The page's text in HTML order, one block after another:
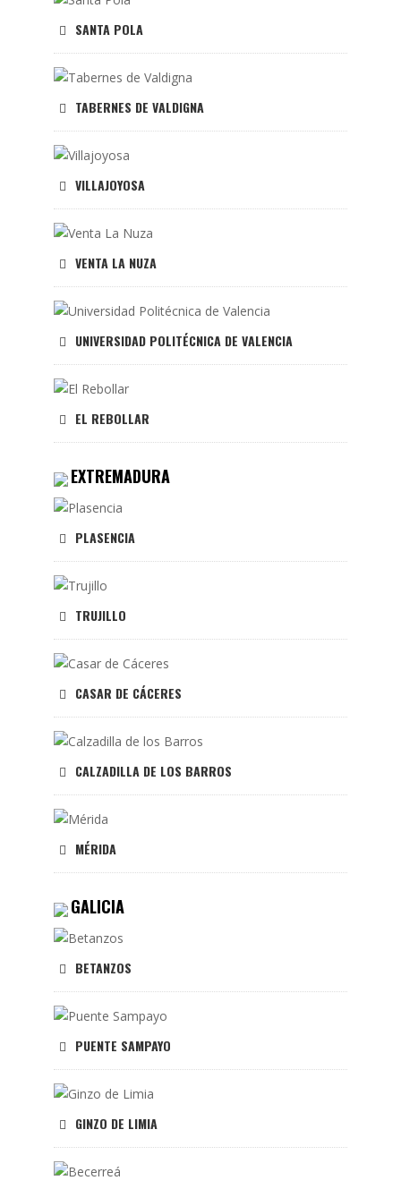
SANTA POLA
TABERNES DE VALDIGNA
VILLAJOYOSA
VENTA LA NUZA
UNIVERSIDAD POLITÉCNICA DE VALENCIA
EL REBOLLAR
EXTREMADURA
PLASENCIA
TRUJILLO
CASAR DE CÁCERES
CALZADILLA DE LOS BARROS
MÉRIDA
GALICIA
BETANZOS
PUENTE SAMPAYO
GINZO DE LIMIA